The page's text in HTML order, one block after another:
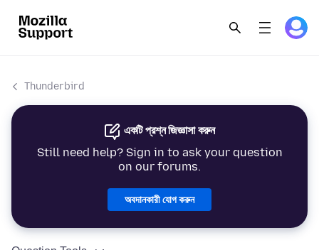
Thunderbird
একটি প্রশ্ন জিজ্ঞাসা করুন
Still need help? Sign in to ask your question
on our forums.
অবদানকারী যোগ করুন